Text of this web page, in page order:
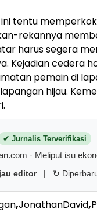
tentu
rekannya
harus segera
Kejadian cedera
pemain di
hijau.
✔ Jurnalis Terverifikasi
· Meliput isu
editor| ↻
,JonathanDavid,